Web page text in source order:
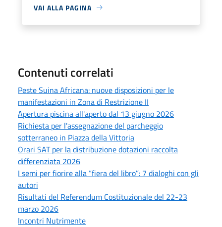
VAI ALLA PAGINA
Contenuti correlati
Peste Suina Africana: nuove disposizioni per le
manifestazioni in Zona di Restrizione II
Apertura piscina all'aperto dal 13 giugno 2026
Richiesta per l'assegnazione del parcheggio
sotterraneo in Piazza della Vittoria
Orari SAT per la distribuzione dotazioni raccolta
differenziata 2026
I semi per fiorire alla “fiera del libro”: 7 dialoghi con gli
autori
Risultati del Referendum Costituzionale del 22-23
marzo 2026
Incontri Nutrimente